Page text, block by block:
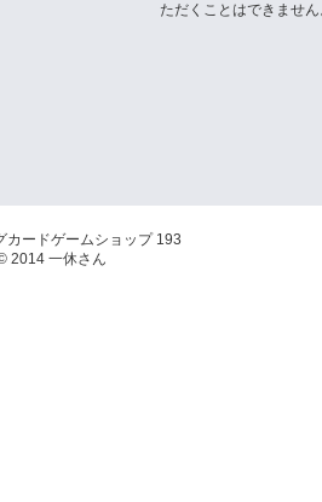
ただくことはできませ
カードゲームショップ 193
2014 一休さん